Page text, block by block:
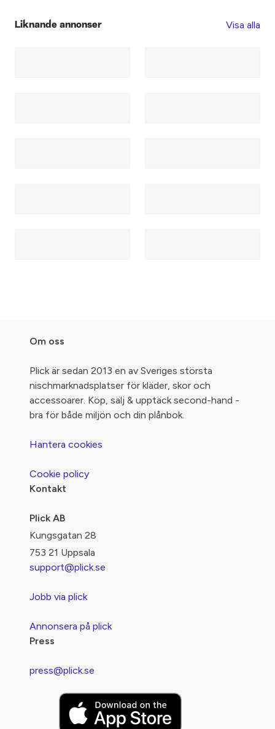
Liknande annonser Visa alla
Om oss
Plick är sedan 2013 en av Sveriges största
nischmarknadsplatser för kläder, skor och
accessoarer. Köp, sälj & upptäck second-hand -
bra för både miljön och din plånbok.
Hantera cookies
Cookie policy
Kontakt
Plick AB
Kungsgatan 28
753 21 Uppsala
support@plick.se
Jobb via plick
Annonsera på plick
Press
press@plick.se